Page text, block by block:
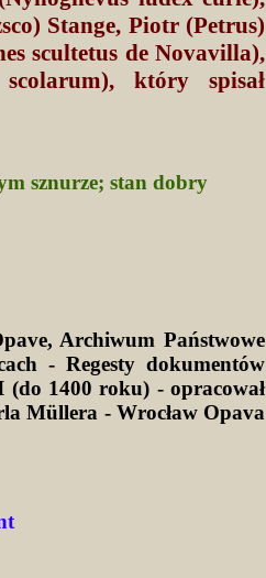
Stange, Piotr (Petrus)
scultetus de Novavilla),
który spisał
sznurze; stan dobry
Archiwum Państwowe
- Regesty dokumentów
1400 roku) - opracował
Müllera - Wrocław Opava